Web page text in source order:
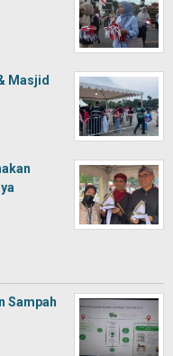
Masjid
Sampah